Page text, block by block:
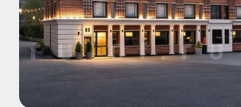
Банкомат